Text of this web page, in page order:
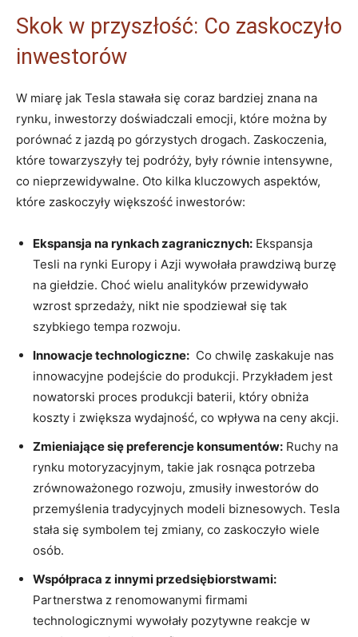
Skok w przyszłość: Co zaskoczyło
inwestorów
W miarę jak Tesla stawała się coraz bardziej‍ znana na
rynku, ​inwestorzy doświadczali emocji, które ⁣można by
porównać z jazdą po górzystych⁤ drogach. Zaskoczenia,
które towarzyszyły tej podróży, były równie ⁣intensywne,
co nieprzewidywalne. Oto​ kilka kluczowych aspektów,
które zaskoczyły⁣ większość inwestorów:
Ekspansja na rynkach zagranicznych: ⁤Ekspansja
Tesli na rynki Europy ⁢i Azji ⁢wywołała prawdziwą burzę
na‍ giełdzie. Choć wielu analityków przewidywało
wzrost ⁣sprzedaży, nikt nie spodziewał się ⁣tak
szybkiego tempa rozwoju.
Innowacje technologiczne: ‍ Co chwilę zaskakuje nas
⁤innowacyjne podejście do produkcji. Przykładem⁣ jest
nowatorski ​proces produkcji baterii,​ który obniża
koszty ‌i ⁢zwiększa wydajność,⁢ co wpływa na ceny akcji.
Zmieniające‌ się preferencje ‍konsumentów: Ruchy na
rynku motoryzacyjnym, takie jak ⁢rosnąca potrzeba
zrównoważonego‌ rozwoju, zmusiły​ inwestorów do⁢
przemyślenia⁣ tradycyjnych modeli​ biznesowych. Tesla
stała⁤ się ⁣symbolem tej zmiany,⁤ co zaskoczyło ⁤wiele
osób.
Współpraca ‍z ⁣innymi przedsiębiorstwami:
Partnerstwa⁣ z⁤ renomowanymi firmami
technologicznymi wywołały pozytywne reakcje w